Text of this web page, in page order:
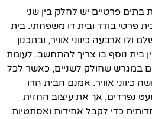
פרטיים יש לחלק בין שני
פרטי בודד ובית דו משפחתי. בית
ארבעה כיווני אוויר, ובתכנון
בית נוסף בו צריך להתחשב. לעומת
במגרש שחולק לשניים, כאשר לכל
אוויר. אמנם הבית הדו
נפרדים, אך את עיצוב החזית
כדי לקבל אחידות ואסתטיות